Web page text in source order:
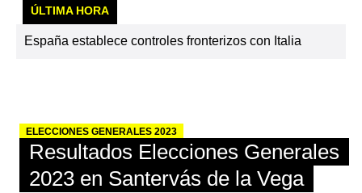
ÚLTIMA HORA
España establece controles fronterizos con Italia
ELECCIONES GENERALES 2023
Resultados Elecciones Generales
2023 en Santervás de la Vega